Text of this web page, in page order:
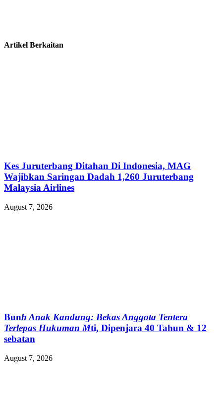
Artikel Berkaitan
Kes Juruterbang Ditahan Di Indonesia, MAG
Wajibkan Saringan Dadah 1,260 Juruterbang
Malaysia Airlines
August 7, 2026
Bunh Anak Kandung: Bekas Anggota Tentera
Terlepas Hukuman Mti, Dipenjara 40 Tahun & 12
sebatan
August 7, 2026